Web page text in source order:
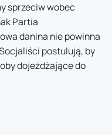
sprzeciw wobec
Partia
danina nie powinna
postulują, by
dojeżdżające do